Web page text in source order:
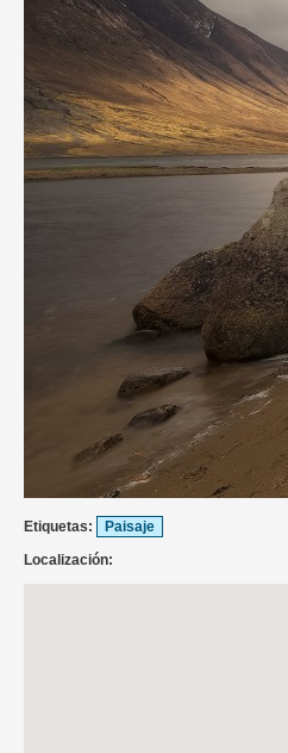
Etiquetas:
Paisaje
Localización: